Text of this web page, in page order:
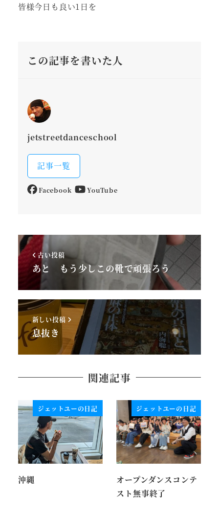
皆様今日も良い1日を
この記事を書いた人
jetstreetdanceschool
記事一覧
Facebook YouTube
古い投稿
あと もう少しこの靴で頑張ろう
新しい投稿
息抜き
関連記事
ジェットユーの日記
沖縄
ジェットユーの日記
オープンダンスコンテ
スト無事終了